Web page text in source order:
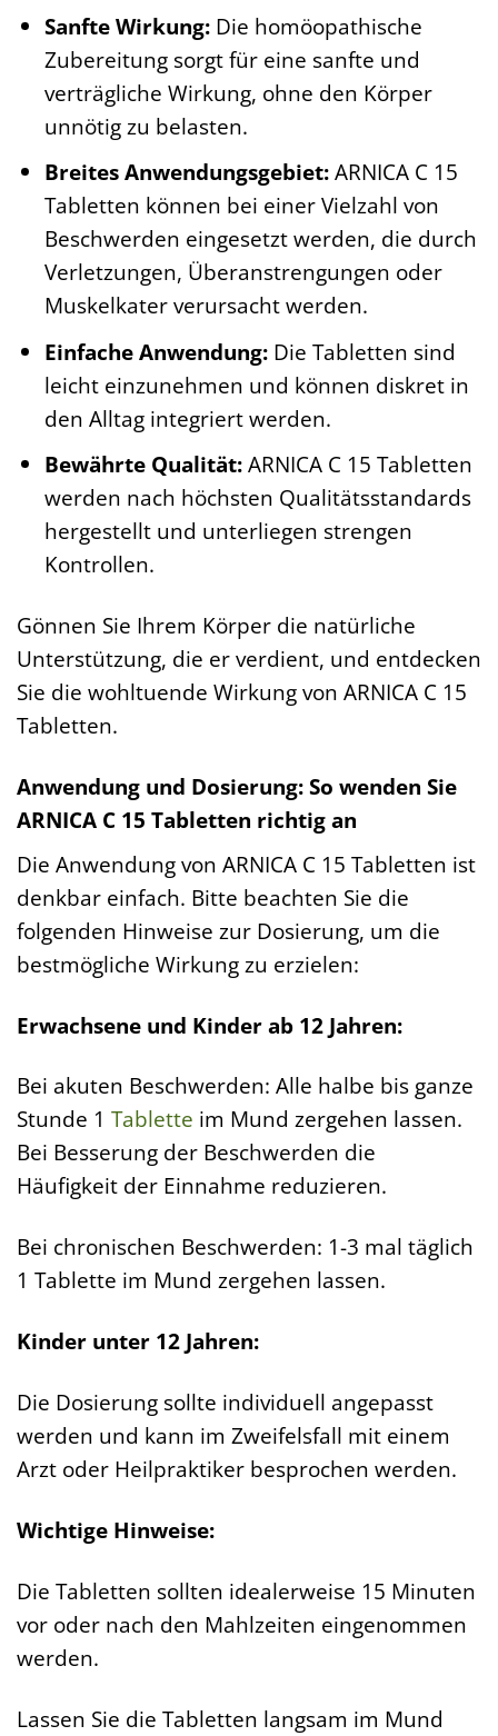
Sanfte Wirkung:Die homöopathische
Zubereitung sorgt für eine sanfte und
verträgliche Wirkung, ohne den Körper
unnötig zu belasten.
Breites Anwendungsgebiet:ARNICA C 15
Tabletten können bei einer Vielzahl von
Beschwerden eingesetzt werden, die durch
Verletzungen, Überanstrengungen oder
Muskelkater verursacht werden.
Einfache Anwendung:Die Tabletten sind
leicht einzunehmen und können diskret in
den Alltag integriert werden.
Bewährte Qualität:ARNICA C 15 Tabletten
werden nach höchsten Qualitätsstandards
hergestellt und unterliegen strengen
Kontrollen.
Gönnen Sie Ihrem Körper die natürliche
Unterstützung, die er verdient, und entdecken
Sie die wohltuende Wirkung von ARNICA C 15
Tabletten.
Anwendung und Dosierung: So wenden Sie
ARNICA C 15 Tabletten richtig an
Die Anwendung von ARNICA C 15 Tabletten ist
denkbar einfach. Bitte beachten Sie die
folgenden Hinweise zur Dosierung, um die
bestmögliche Wirkung zu erzielen:
Erwachsene und Kinder ab 12 Jahren:
Bei akuten Beschwerden: Alle halbe bis ganze
Stunde 1 Tablette im Mund zergehen lassen.
Bei Besserung der Beschwerden die
Häufigkeit der Einnahme reduzieren.
Bei chronischen Beschwerden: 1-3 mal täglich
1 Tablette im Mund zergehen lassen.
Kinder unter 12 Jahren:
Die Dosierung sollte individuell angepasst
werden und kann im Zweifelsfall mit einem
Arzt oder Heilpraktiker besprochen werden.
Wichtige Hinweise:
Die Tabletten sollten idealerweise 15 Minuten
vor oder nach den Mahlzeiten eingenommen
werden.
Lassen Sie die Tabletten langsam im Mund